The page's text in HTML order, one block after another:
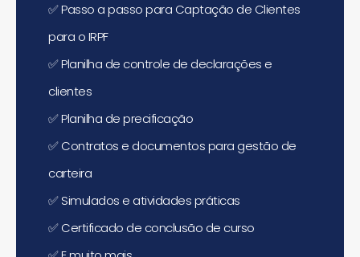
✅Passo a passo para Captação de Clientes
para o IRPF
✅Planilha de controle de declarações e
clientes
✅Planilha de precificação
✅Contratos e documentos para gestão de
carteira
✅Simulados e atividades práticas
✅Certificado de conclusão de curso